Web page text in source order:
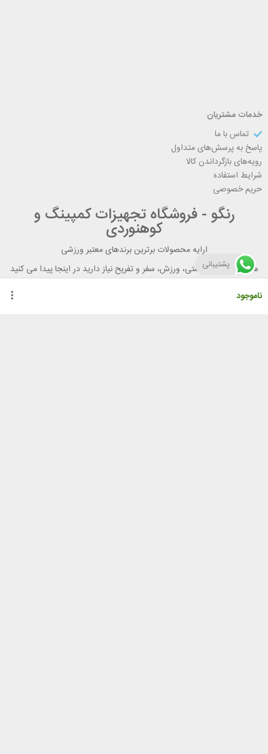
ناموجود
خدمات مشتریان
تماس با ما
پاسخ به پرسش‌های متداول
رویه‌های بازگرداندن کالا
شرایط استفاده
حریم خصوصی
رنگو - فروشگاه تجهیزات کمپینگ و
کوهنوردی
ارایه محصولات برترین برندهای معتبر ورزشی
هر آنچه برای تندرستی، ورزش، سفر و تفریح نیاز دارید در اینجا پیدا می کنید
پشتیبانی